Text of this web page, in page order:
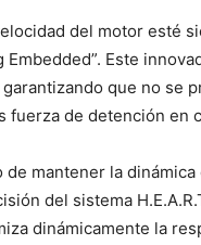
del motor esté
Embedded”. Este
que no se
fuerza de detención en
de mantener la
del sistema
dinámicamente la